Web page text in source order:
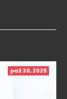
paź 30, 2025